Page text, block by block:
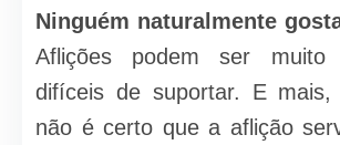
Ninguém naturalmente
Aflições podem ser muito
difíceis de suportar. E mais,
não é certo que a aflição